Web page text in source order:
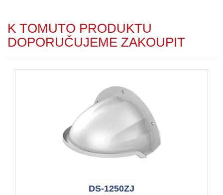
K TOMUTO PRODUKTU
DOPORUČUJEME ZAKOUPIT
DS-1250ZJ